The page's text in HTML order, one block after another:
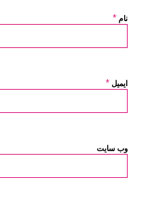
نام *
ایمیل *
وب‌ سایت